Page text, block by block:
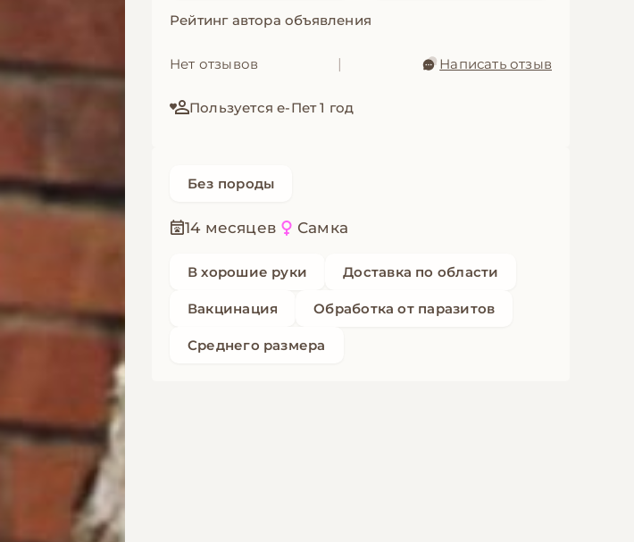
Рейтинг автора объявления
Нет отзывов | Написать отзыв
Пользуется е-Пет 1 год
Без породы
14 месяцев Самка
В хорошие руки Доставка по области
Вакцинация Обработка от паразитов
Среднего размера